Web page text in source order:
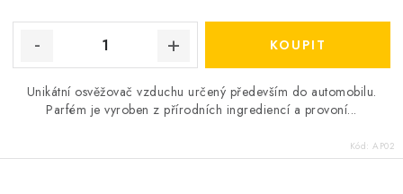
Unikátní osvěžovač vzduchu určený především do automobilu.
Parfém je vyroben z přírodních ingrediencí a provoní...
Kód: AP02